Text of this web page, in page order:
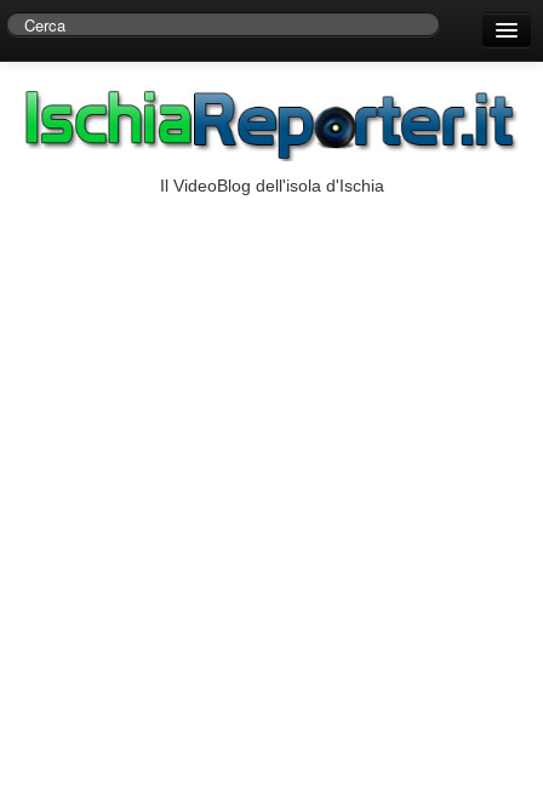
Centro di Ricerche Storiche D’Ambra
Il VideoBlog dell'isola d'Ischia